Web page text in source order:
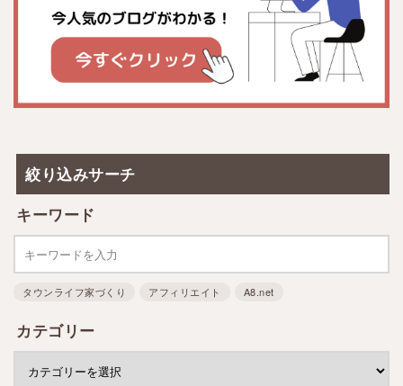
絞り込みサーチ
キーワード
タウンライフ家づくり アフィリエイト A8.net
カテゴリー